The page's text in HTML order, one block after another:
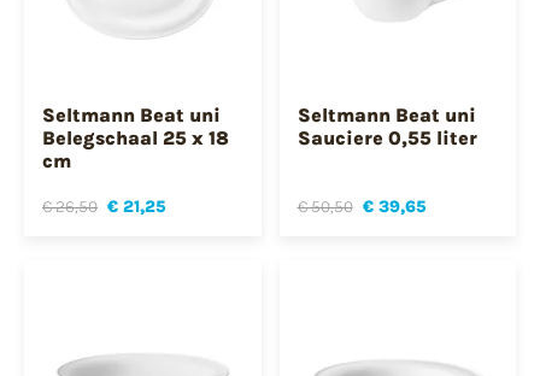
Seltmann Beat uni
Belegschaal 25 x 18
cm
€ 26,50 € 21,25
Seltmann Beat uni
Sauciere 0,55 liter
€ 50,50 € 39,65